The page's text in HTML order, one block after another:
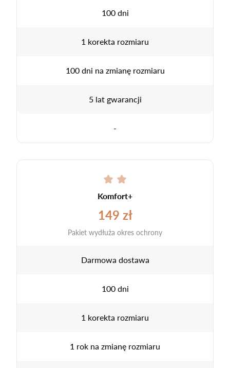
100 dni
1 korekta rozmiaru
100 dni na zmianę rozmiaru
5 lat gwarancji
-
Komfort+
149 zł
Pakiet wydłuża okres ochrony
Darmowa dostawa
100 dni
1 korekta rozmiaru
1 rok na zmianę rozmiaru